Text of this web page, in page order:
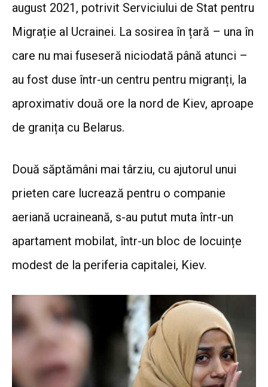
august 2021, potrivit Serviciului de Stat pentru
Migrație al Ucrainei. La sosirea în țară – una în
care nu mai fuseseră niciodată până atunci –
au fost duse într-un centru pentru migranți, la
aproximativ două ore la nord de Kiev, aproape
de granița cu Belarus.
Două săptămâni mai târziu, cu ajutorul unui
prieten care lucrează pentru o companie
aeriană ucraineană, s-au putut muta într-un
apartament mobilat, într-un bloc de locuințe
modest de la periferia capitalei, Kiev.